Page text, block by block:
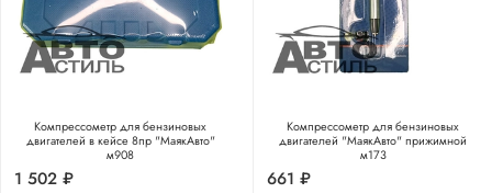
Компрессометр для бензиновых
двигателей в кейсе 8пр "МаякАвто"
м908
1 502 ₽
Компрессометр для бензиновых
двигателей "МаякАвто" прижимной
м173
661 ₽